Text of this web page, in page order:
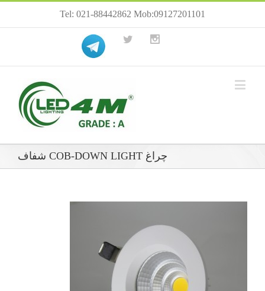
Tel: 021-88442862 Mob:09127201101
چراغ COB-DOWN LIGHT شفاف